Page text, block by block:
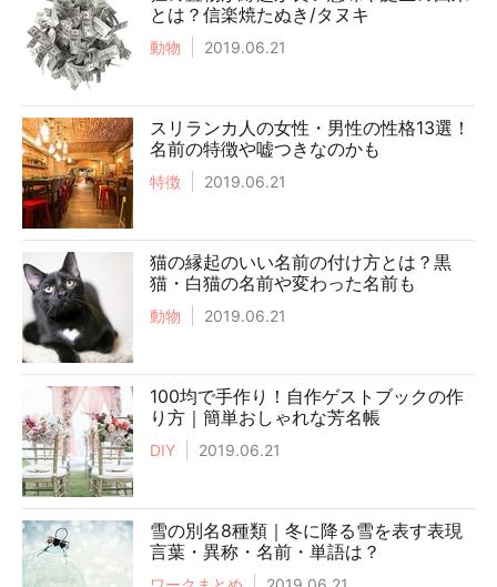
とは？信楽焼たぬき/タヌキ
動物 2019.06.21
スリランカ人の女性・男性の性格13選！
名前の特徴や嘘つきなのかも
特徴 2019.06.21
猫の縁起のいい名前の付け方とは？黒
猫・白猫の名前や変わった名前も
動物 2019.06.21
100均で手作り！自作ゲストブックの作
り方｜簡単おしゃれな芳名帳
DIY 2019.06.21
雪の別名8種類｜冬に降る雪を表す表現
言葉・異称・名前・単語は？